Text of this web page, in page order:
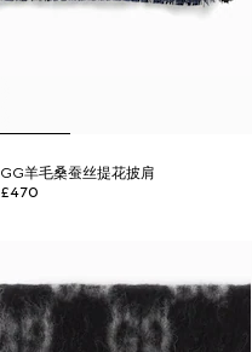
GG羊毛桑蚕丝提花披肩
£470